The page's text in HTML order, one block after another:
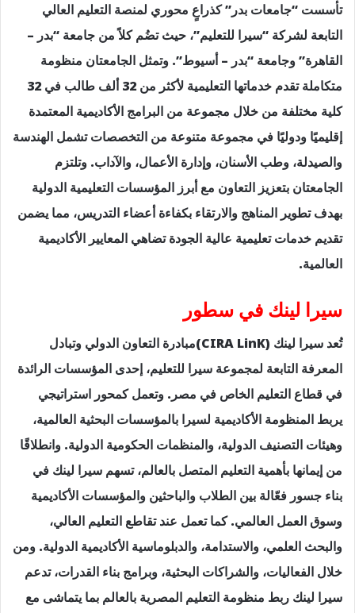
تأسست “جامعات بدر” كذراعٍ محوري لمنصة التعليم العالي
التابعة لشركة “سيرا للتعليم”، حيث تضُم كلاً من جامعة “بدر –
القاهرة” وجامعة “بدر – أسيوط”. وتمثل الجامعتان منظومة
متكاملة تقدم خدماتها التعليمية لأكثر من 32 ألف طالب في 32
كلية مختلفة من خلال مجموعة من البرامج الأكاديمية المعتمدة
إقليميًا ودوليًا في مجموعة متنوعة من التخصصات تشمل الهندسة
والصيدلة، وطب الأسنان، وإدارة الأعمال، والآداب. وتلتزم
الجامعتان بتعزيز التعاون مع أبرز المؤسسات التعليمية الدولية
بهدف تطوير المناهج والارتقاء بكفاءة أعضاء التدريس، مما يضمن
تقديم خدمات تعليمية عالية الجودة تضاهي المعايير الأكاديمية
العالمية.
سيرا لينك في سطور
تُعد سيرا لينك (CIRA LinK)مبادرة التعاون الدولي وتبادل
المعرفة التابعة لمجموعة سيرا للتعليم، إحدى المؤسسات الرائدة
في قطاع التعليم الخاص في مصر. وتعمل كمحور استراتيجي
يربط المنظومة الأكاديمية لسيرا بالمؤسسات البحثية العالمية،
وهيئات التصنيف الدولية، والمنظمات الحكومية الدولية. وانطلاقًا
من إيمانها بأهمية التعليم المتصل بالعالم، تسهم سيرا لينك في
بناء جسور فعّالة بين الطلاب والباحثين والمؤسسات الأكاديمية
وسوق العمل العالمي. كما تعمل عند تقاطع التعليم العالي،
والبحث العلمي، والاستدامة، والدبلوماسية الأكاديمية الدولية. ومن
خلال الفعاليات، والشراكات البحثية، وبرامج بناء القدرات، تدعم
سيرا لينك ربط منظومة التعليم المصرية بالعالم بما يتماشى مع